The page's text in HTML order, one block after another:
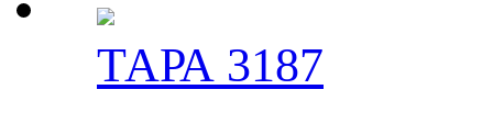
ТАРА 3187